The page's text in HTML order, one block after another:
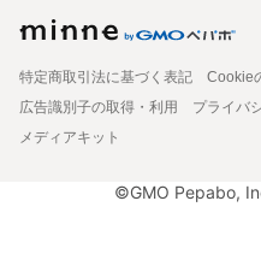
特定商取引法に基づく表記
Cookie
広告識別子の取得・利用
プライバ
メディアキット
©GMO Pepabo,